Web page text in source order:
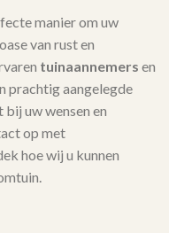
manier om uw
van rust en
tuinaannemers en
prachtig aangelegde
uw wensen en
op met
hoe wij u kunnen